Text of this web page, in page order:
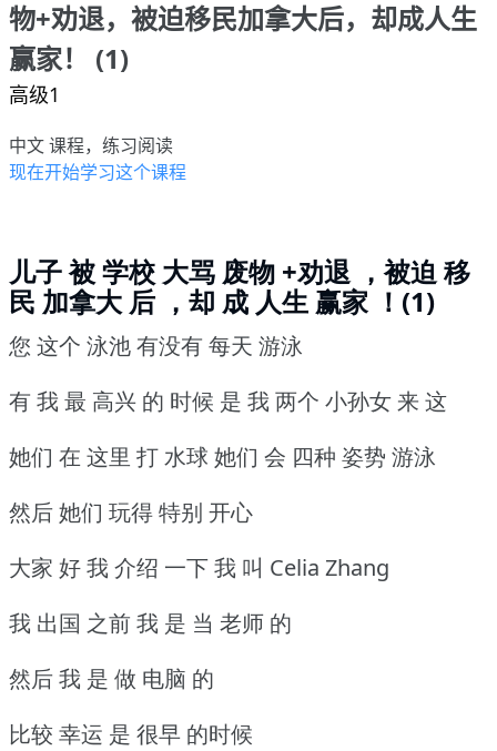
物+劝退，被迫移民加拿大后，却成人生
赢家！ (1)
高级1
中文 课程，练习阅读
现在开始学习这个课程
儿子 被 学校 大骂 废物 +劝退 ，被迫 移
民 加拿大 后 ，却 成 人生 赢家 ！(1)
您 这个 泳池 有没有 每天 游泳
有 我 最 高兴 的 时候 是 我 两个 小孙女 来 这
她们 在 这里 打 水球 她们 会 四种 姿势 游泳
然后 她们 玩得 特别 开心
大家 好 我 介绍 一下 我 叫 Celia Zhang
我 出国 之前 我 是 当 老师 的
然后 我 是 做 电脑 的
比较 幸运 是 很早 的时候